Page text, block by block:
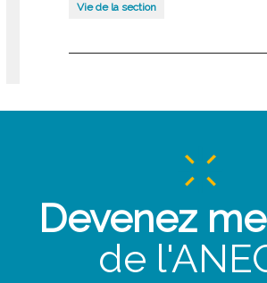
Vie de la section
Devenez
de